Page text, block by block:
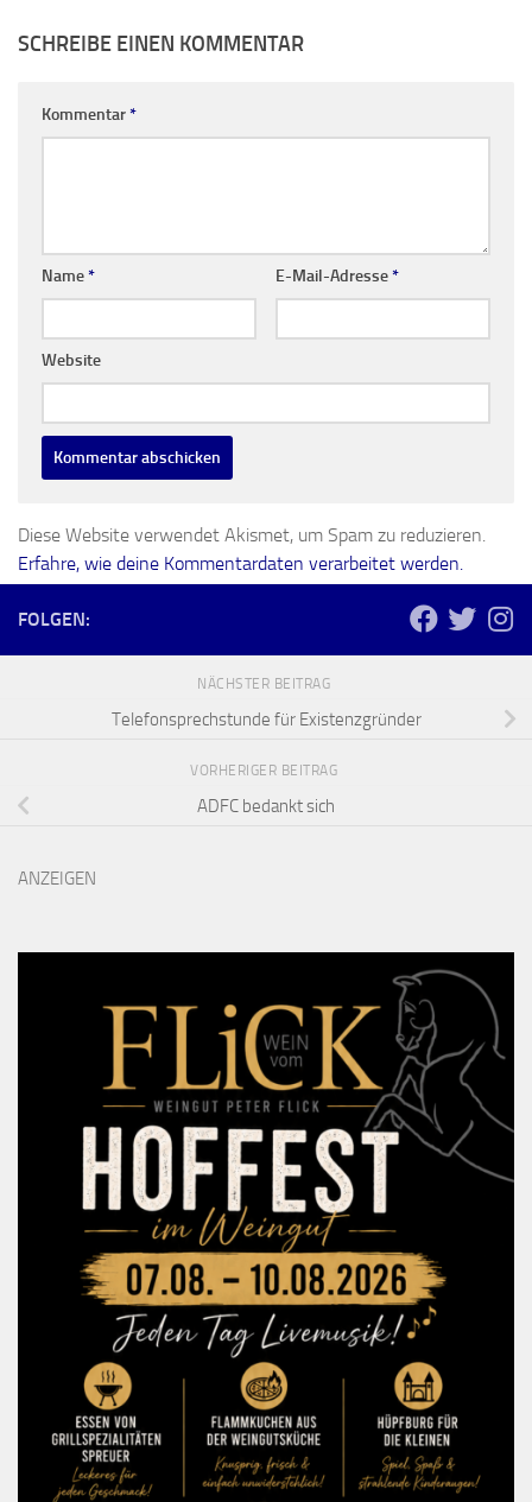
SCHREIBE EINEN KOMMENTAR
Kommentar*
Name* E-Mail-Adresse*
Website
Diese Website verwendet Akismet, um Spam zu reduzieren.
Erfahre, wie deine Kommentardaten verarbeitet werden.
FOLGEN:
NÄCHSTER BEITRAG
Telefonsprechstunde für Existenzgründer
VORHERIGER BEITRAG
ADFC bedankt sich
ANZEIGEN